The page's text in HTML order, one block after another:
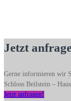
Jetzt
Gerne informieren wir
Schloss Beilstein –
Jetzt anfragen!